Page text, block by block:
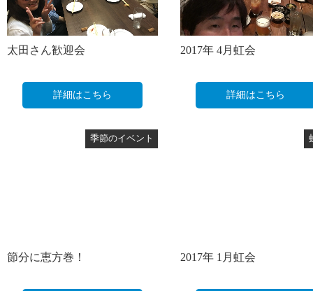
太田さん歓迎会
詳細はこちら
2017年 4月虹会
詳細はこちら
季節のイベント
節分に恵方巻！ 2017年 1月虹会